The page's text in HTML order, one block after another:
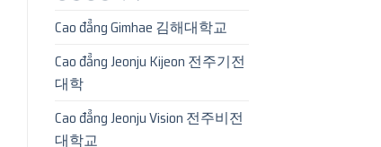
Cao đẳng Gimhae 김해대학교
Cao đẳng Jeonju Kijeon 전주기전
대학
Cao đẳng Jeonju Vision 전주비전
대학교